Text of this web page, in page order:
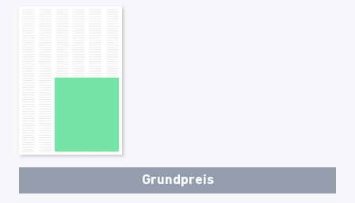
Grundpreis